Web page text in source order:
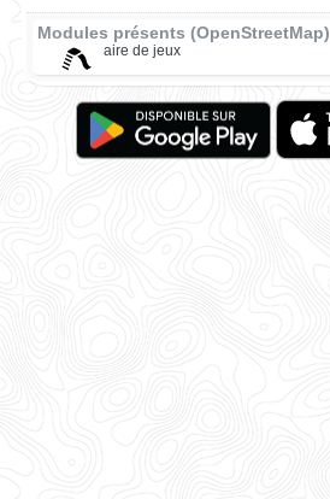
Modules présents (OpenStreetMap)
aire de jeux